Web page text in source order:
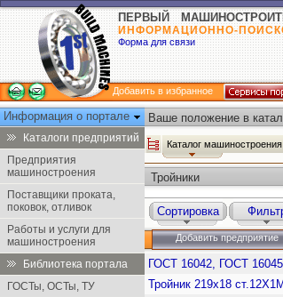
ПЕРВЫЙ
ИНФОРМАЦИОННО-
Форма для связи
Добавить в избранное
Информация о портале
Каталоги предприятий
Предприятия
машиностроения
Поставщики проката,
поковок, отливок
Работы и услуги для
машиностроения
Библиотека портала
ГОСТы, ОСТы, ТУ
Ваше положение в
Каталог машиностроения
Тройники
Сортировка
Добавить предприятие
ГОСТ 16042, ГОСТ
Тройник 219х18